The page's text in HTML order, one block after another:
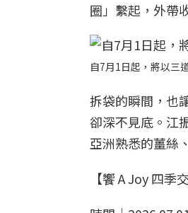
圈」繫起，外帶
自7月1日起，將以三
拆袋的瞬間，也
卻深不見底。江
亞洲熟悉的薑絲
【饗 A Joy 四季